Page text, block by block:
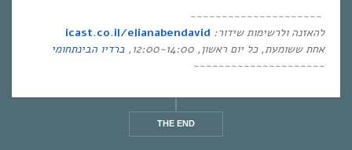
~~~~~~~~~~~~~~~~~~~~~
להאזנה ולרשימות שידור:
icast.co.il/elianabendavid
אחת ששומעת,כל יום ראשון, 12:00-14:00,
ברדיו הבינתחומי
~~~~~~~~~~~~~~~~~~~~~
THE END